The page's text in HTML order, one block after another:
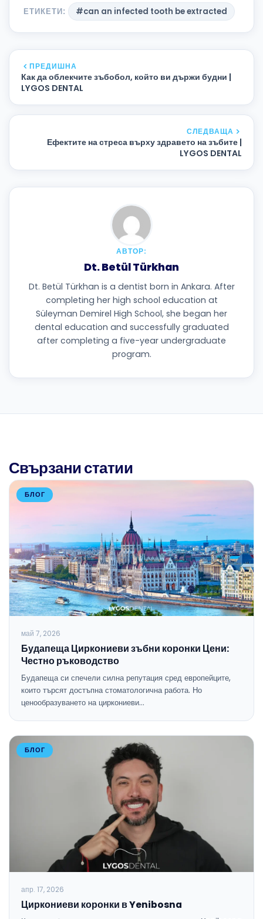
ЕТИКЕТИ: #can an infected tooth be extracted
ПРЕДИШНА
Как да облекчите зъбобол, който ви държи будни |
LYGOS DENTAL
СЛЕДВАЩА
Ефектите на стреса върху здравето на зъбите |
LYGOS DENTAL
АВТОР:
Dt. Betül Türkhan
Dt. Betül Türkhan is a dentist born in Ankara. After
completing her high school education at
Süleyman Demirel High School, she began her
dental education and successfully graduated
after completing a five-year undergraduate
program.
Свързани статии
БЛОГ
май 7, 2026
Будапеща Циркониеви зъбни коронки Цени:
Честно ръководство
Будапеща си спечели силна репутация сред европейците,
които търсят достъпна стоматологична работа. Но
ценообразуването на циркониеви…
БЛОГ
апр. 17, 2026
Циркониеви коронки в Yenibosna